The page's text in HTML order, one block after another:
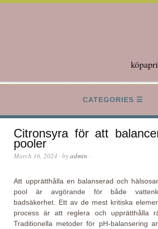
CATEGORIES
Citronsyra för att
pooler
March 16, 2024 · byadmin ·
Att upprätthålla en balanserad och
pool är avgörande för både
badsäkerhet. Ett av de mest kritiska
process är att reglera och upprätthålla
Traditionella metoder för pH-balansering